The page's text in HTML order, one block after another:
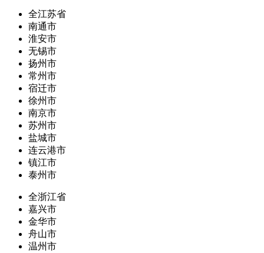
全江苏省
南通市
淮安市
无锡市
扬州市
常州市
宿迁市
徐州市
南京市
苏州市
盐城市
连云港市
镇江市
泰州市
全浙江省
嘉兴市
金华市
舟山市
温州市